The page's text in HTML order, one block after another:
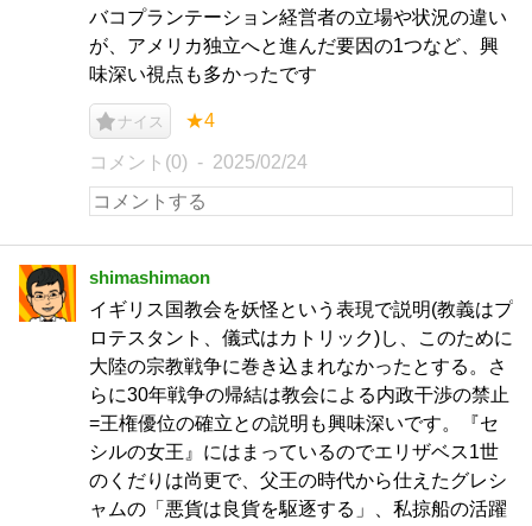
バコプランテーション経営者の立場や状況の違い
が、アメリカ独立へと進んだ要因の1つなど、興
味深い視点も多かったです
ナイス ★4
コメント(0) 2025/02/24
shimashimaon
イギリス国教会を妖怪という表現で説明(教義はプ
ロテスタント、儀式はカトリック)し、このために
大陸の宗教戦争に巻き込まれなかったとする。さ
らに30年戦争の帰結は教会による内政干渉の禁止
=王権優位の確立との説明も興味深いです。『セ
シルの女王』にはまっているのでエリザベス1世
のくだりは尚更で、父王の時代から仕えたグレシ
ャムの「悪貨は良貨を駆逐する」、私掠船の活躍